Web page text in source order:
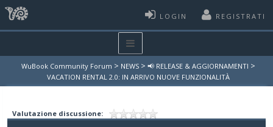
LOGIN REGISTRATI
WuBook Community Forum > NEWS > 📢 RELEASE & AGGIORNAMENTI >
VACATION RENTAL 2.0: IN ARRIVO NUOVE FUNZIONALITÀ
Valutazione discussione: